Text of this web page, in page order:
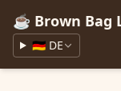
☕ Brown Bag
🇩🇪 DE